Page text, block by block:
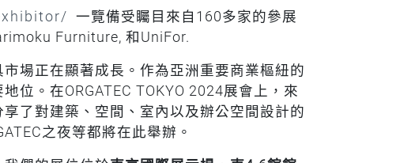
一覽備受矚目來自160多家的參展
Furniture, 和UniFor.
場正在顯著成長。作為亞洲重要商業樞紐的
位。在ORGATEC TOKYO 2024展會上，來
了對建築、空間、室內以及辦公空間設計的
之夜等都將在此舉辦。